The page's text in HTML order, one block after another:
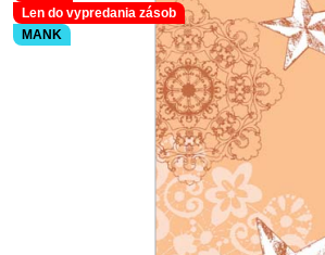
Len do vypredania zásob
MANK